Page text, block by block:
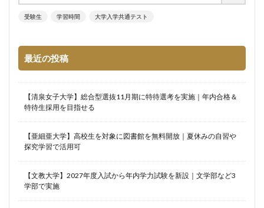
受験生 学習時間 大学入学共通テスト
最近の投稿
【清泉女子大学】総合型選抜11月期に特待選考を実施｜年内合格＆
特待生採用を目指せる
【亜細亜大学】高校生を対象に図書館を無料開放｜夏休みの自習や
探究学習で活用可
【文教大学】2027年度入試から年内学力試験を新設｜文学部など3
学部で実施